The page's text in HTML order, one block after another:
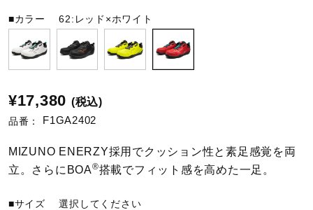
陸上競技
■カラー62:レッド×ホワイト
¥17,380 (税込)
品番： F1GA2402
MIZUNO ENERZY採用でクッション性と素足感覚を両
立。さらにBOA®搭載でフィット感を高めた一足。
■サイズ選択してください